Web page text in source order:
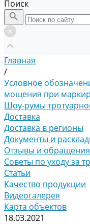
Поиск
Главная
/
Условное
мощения при
Шоу-румы
Доставка
Доставка в регионы
Документы и
Отзывы и обращения
Советы по уходу за
Статьи
Качество продукции
Видеогалерея
Карта объектов
18.03.2021